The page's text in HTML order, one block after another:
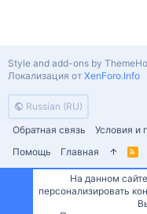
Russian (RU)
Обратная связь
Условия и
Помощь
Главная
R
S
Style and add-ons by
Локализация от XenForo.Info
На данном
персонализировать